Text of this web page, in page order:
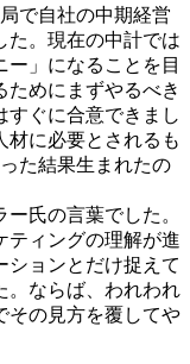
で自社の中期経営
た。現在の中計では
ー」になることを目
ためにまずやるべき
すぐに合意できまし
材に必要とされるも
た結果生まれたの
氏の言葉でした。
ティングの理解が進
ションとだけ捉えて
。ならば、われわれ
その見方を覆してや